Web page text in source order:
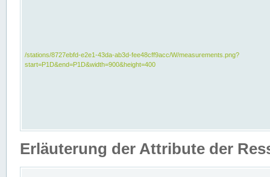
/stations/8727ebfd-e2e1-43da-ab3d-fee48cff9acc/W/measurements.png?
start=P1D&end=P1D&width=900&height=400
Erläuterung der Attribute der